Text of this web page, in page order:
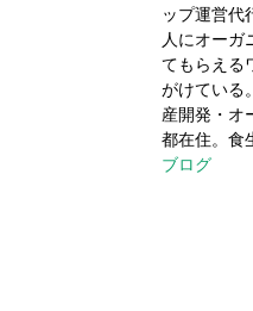
ップ運営代
人にオーガ
てもらえる
がけている
産開発・オ
都在住。食
ブログ